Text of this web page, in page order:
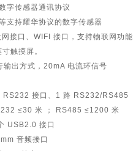
感器通讯协议
耀华协议的数字传感器
、WIFI 接口，支持物联网功能
摸屏。
出方式，20mA 电流环信号
接口、1 路 RS232/RS485
≤30 米 ； RS485 ≤1200 米
接口
音频接口